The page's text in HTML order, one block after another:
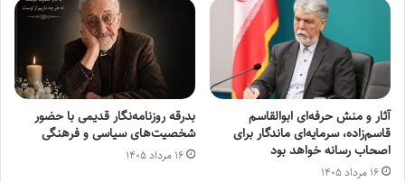
آثار و منش حرفه‌ای ابوالقاسم
قاسم‌زاده، سرمایه‌ای ماندگار برای
اصحاب رسانه خواهد بود
۱۶ مرداد ۱۴۰۵
بدرقه روزنامه‌نگار قدیمی با حضور
شخصیت‌های سیاسی و فرهنگی
۱۶ مرداد ۱۴۰۵